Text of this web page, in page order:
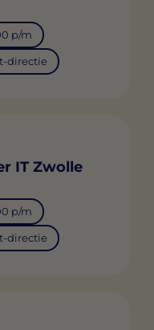
p/m
directie
IT Zwolle
p/m
directie